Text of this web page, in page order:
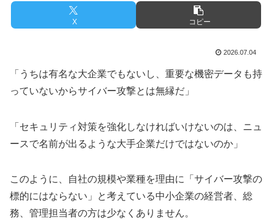
X コピー
2026.07.04
「うちは有名な大企業でもないし、重要な機密データも持
っていないからサイバー攻撃とは無縁だ」
「セキュリティ対策を強化しなければいけないのは、ニュ
ースで名前が出るような大手企業だけではないのか」
このように、自社の規模や業種を理由に「サイバー攻撃の
標的にはならない」と考えている中小企業の経営者、総
務、管理担当者の方は少なくありません。